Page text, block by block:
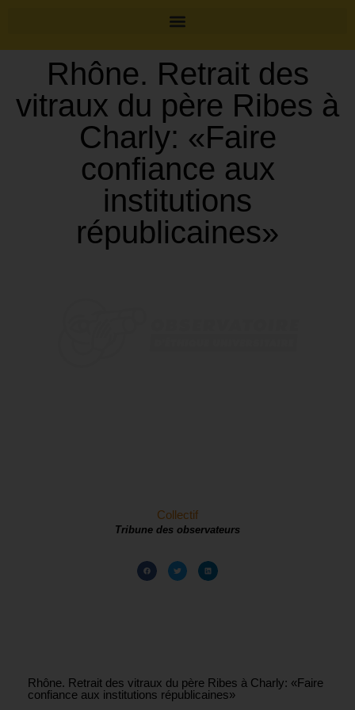
Rhône. Retrait des
vitraux du père Ribes à
Charly: «Faire
confiance aux
institutions
républicaines»
Collectif
Tribune des observateurs
Rhône. Retrait des vitraux du père Ribes à Charly: «Faire
confiance aux institutions républicaines»